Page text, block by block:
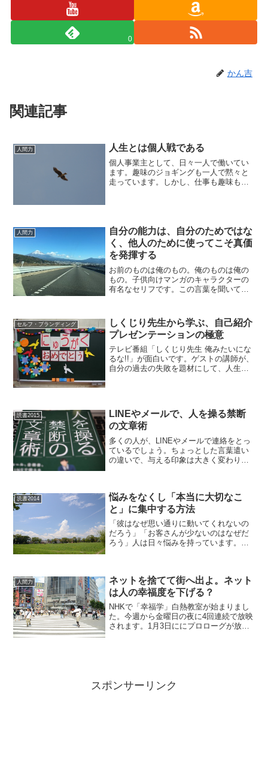
0
かん吉
関連記事
人間力 人生とは個人戦である
個人事業主として、日々一人で働いてい
ます。趣味のジョギングも一人で黙々と
走っています。しかし、仕事も趣味も一
人間力
自分の能力は、自分のためではな
く、他人のために使ってこそ真価
を発揮する
お前のものは俺のもの。俺のものは俺の
もの。子供向けマンガのキャラクターの
有名なセリフです。この言葉を聞いて、
い」と思ってるのでは？しかし、与えて
もらうだけでは、得をして...
セルフ・ブランディング
しくじり先生から学ぶ、自己紹介
プレゼンテーションの極意
テレビ番組「しくじり先生 俺みたいにな
るな!!」が面白いです。ゲストの講師が、
自分の過去の失敗を題材にして、人生を
読書2015
LINEやメールで、人を操る禁断
の文章術
多くの人が、LINEやメールで連絡をとっ
ているでしょう。ちょっとした言葉遣い
の違いで、与える印象は大きく変わりま
ーションです。言葉を...
読書2014
悩みをなくし「本当に大切なこ
と」に集中する方法
「彼はなぜ思い通りに動いてくれないの
だろう」「お客さんが少ないのはなぜだ
ろう」人は日々悩みを持っています。嫌
理学の三大巨頭」と称され...
人間力
ネットを捨てて街へ出よ。ネット
は人の幸福度を下げる？
NHKで「幸福学」白熱教室が始まりまし
た。今週から金曜日の夜に4回連続で放映
されます。1月3日ににプロローグが放送
スポンサーリンク